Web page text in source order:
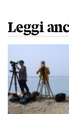
Leggi